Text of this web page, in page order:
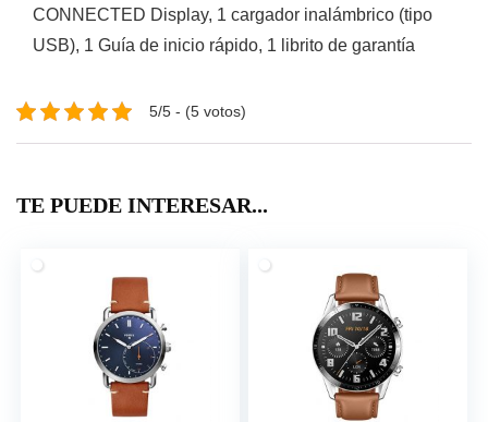
CONNECTED Display, 1 cargador inalámbrico (tipo
USB), 1 Guía de inicio rápido, 1 librito de garantía
5/5 - (5 votos)
TE PUEDE INTERESAR...